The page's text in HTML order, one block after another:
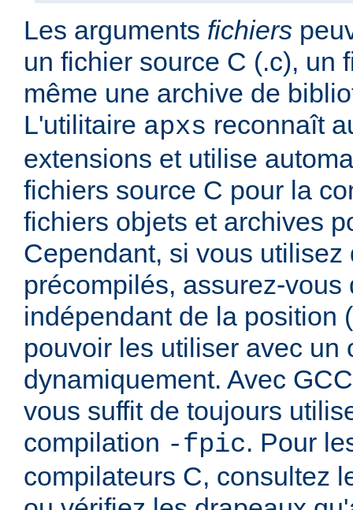
Les arguments fichiers
un fichier source C (.c), un
même une archive de
L'utilitaire apxs reconnaît
extensions et utilise
fichiers source C pour la
fichiers objets et archives
Cependant, si vous
précompilés, assurez-vous
indépendant de la position
pouvoir les utiliser avec un
dynamiquement. Avec
vous suffit de toujours
compilation -fpic. Pour
compilateurs C, consultez